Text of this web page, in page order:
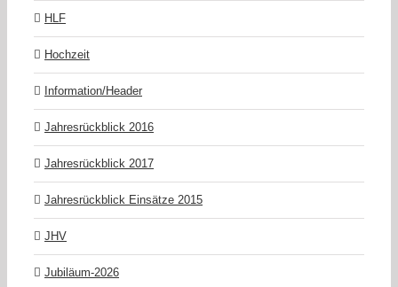
HLF
Hochzeit
Information/Header
Jahresrückblick 2016
Jahresrückblick 2017
Jahresrückblick Einsätze 2015
JHV
Jubiläum-2026